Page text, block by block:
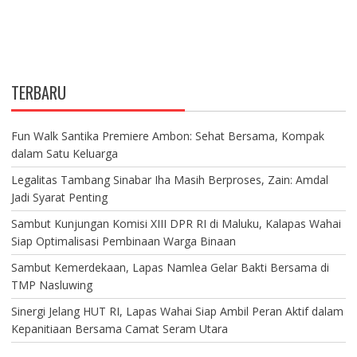
TERBARU
Fun Walk Santika Premiere Ambon: Sehat Bersama, Kompak
dalam Satu Keluarga
Legalitas Tambang Sinabar Iha Masih Berproses, Zain: Amdal
Jadi Syarat Penting
Sambut Kunjungan Komisi XIII DPR RI di Maluku, Kalapas Wahai
Siap Optimalisasi Pembinaan Warga Binaan
Sambut Kemerdekaan, Lapas Namlea Gelar Bakti Bersama di
TMP Nasluwing
Sinergi Jelang HUT RI, Lapas Wahai Siap Ambil Peran Aktif dalam
Kepanitiaan Bersama Camat Seram Utara